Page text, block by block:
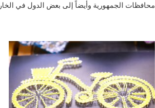
محافظات الجمهورية وأيضاً إلى بعض الدول في